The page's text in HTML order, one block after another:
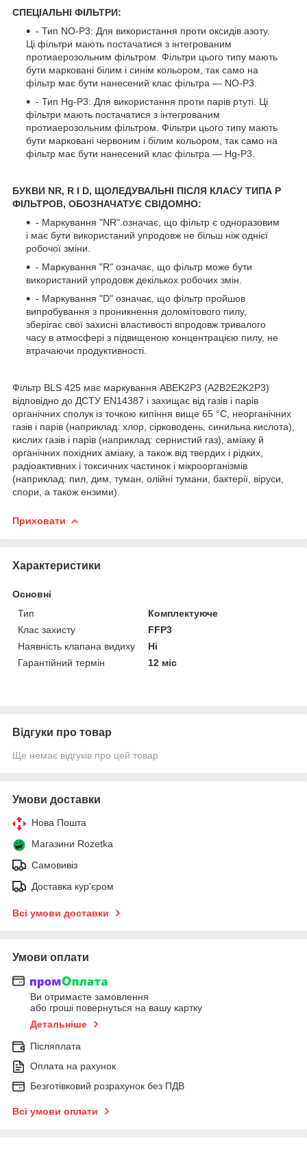
СПЕЦІАЛЬНІ ФІЛЬТРИ:
- Тип NO-P3: Для використання проти оксидів азоту.
Ці фільтри мають постачатися з інтегрованим
протиаерозольним фільтром. Фільтри цього типу мають
бути марковані білим і синім кольором, так само на
фільтр має бути нанесений клас фільтра — NO-P3.
- Тип Hg-P3: Для використання проти парів ртуті. Ці
фільтри мають постачатися з інтегрованим
протиаерозольним фільтром. Фільтри цього типу мають
бути марковані червоним і білим кольором, так само на
фільтр має бути нанесений клас фільтра — Hg-P3.
БУКВИ NR, R І D, ЩОЛЕДУВАЛЬНІ ПІСЛЯ КЛАСУ ТИПА P
ФІЛЬТРОВ, ОБОЗНАЧАТУЄ СВІДОМНО:
- Маркування "NR" означає, що фільтр є одноразовим
і має бути використаний упродовж не більш ніж однієї
робочої зміни.
- Маркування "R" означає, що фільтр може бути
використаний упродовж декількох робочих змін.
- Маркування "D" означає, що фільтр пройшов
випробування з проникнення доломітового пилу,
зберігає свої захисні властивості впродовж тривалого
часу в атмосфері з підвищеною концентрацією пилу, не
втрачаючи продуктивності.
Фільтр BLS 425 має маркування ABEK2P3 (A2B2E2K2P3)
відповідно до ДСТУ EN14387 і захищає від газів і парів
органічних сполук із точкою кипіння вище 65 °C, неорганічних
газів і парів (наприклад: хлор, сірководень, синильна кислота),
кислих газів і парів (наприклад: сернистий газ), аміаку й
органічних похідних аміаку, а також від твердих і рідких,
радіоактивних і токсичних частинок і мікроорганізмів
(наприклад: пил, дим, туман, олійні тумани, бактерії, віруси,
спори, а також ензими).
Приховати
Характеристики
Основні
Тип
Комплектуюче
Клас захисту
FFP3
Наявність клапана видиху
Ні
Гарантійний термін
12 міс
Відгуки про товар
Ще немає відгуків про цей товар
Умови доставки
Нова Пошта
Магазини Rozetka
Самовивіз
Доставка кур'єром
Всі умови доставки
Умови оплати
Ви отримаєте замовлення
або гроші повернуться на вашу картку
Детальніше
Післяплата
Оплата на рахунок
Безготівковий розрахунок без ПДВ
Всі умови оплати